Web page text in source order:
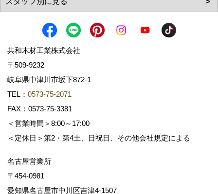
共和木材工業株式会社
〒509-9232
岐阜県中津川市坂下872‐1
TEL： 0573-75-2071
FAX：0573-75-3381
＜営業時間＞8:00～17:00
＜定休日＞第2・第4土、日祝日、その他会社規定による
名古屋営業所
〒454-0981
愛知県名古屋市中川区吉津4-1507